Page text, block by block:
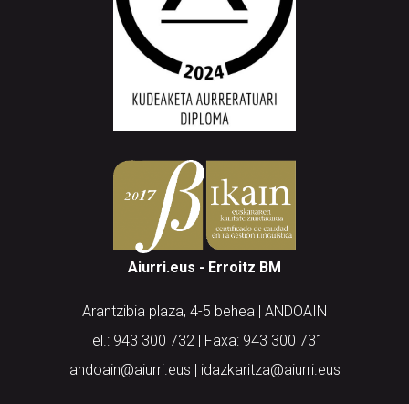
Aiurri.eus - Erroitz BM
Arantzibia plaza, 4-5 behea | ANDOAIN
Tel.: 943 300 732 | Faxa: 943 300 731
andoain@aiurri.eus | idazkaritza@aiurri.eus